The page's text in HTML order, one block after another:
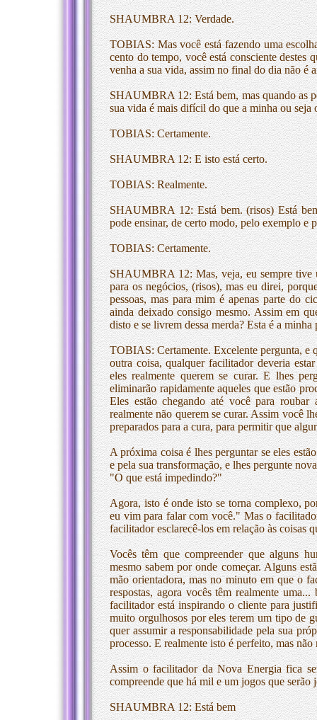
SHAUMBRA 12: Verdade.
TOBIAS: Mas você está fazendo uma
cento do tempo, você está consciente destes
venha a sua vida, assim no final do dia não é
SHAUMBRA 12: Está bem, mas quando as
sua vida é mais difícil do que a minha ou seja
TOBIAS: Certamente.
SHAUMBRA 12: E isto está certo.
TOBIAS: Realmente.
SHAUMBRA 12: Está bem. (risos) Está
pode ensinar, de certo modo, pelo exemplo e
TOBIAS: Certamente.
SHAUMBRA 12: Mas, veja, eu sempre tive
para os negócios, (risos), mas eu direi,
pessoas, mas para mim é apenas parte do
ainda deixado consigo mesmo. Assim em
disto e se livrem dessa merda? Esta é a minha
TOBIAS: Certamente. Excelente pergunta, e
outra coisa, qualquer facilitador deveria
eles realmente querem se curar. E lhes
eliminarão rapidamente aqueles que estão
Eles estão chegando até você para
realmente não querem se curar. Assim você
preparados para a cura, para permitir que
A próxima coisa é lhes perguntar se eles
e pela sua transformação, e lhes pergunte
"O que está impedindo?"
Agora, isto é onde isto se torna complexo,
eu vim para falar com você." Mas o
facilitador esclarecê-los em relação às coisas
Vocês têm que compreender que alguns
mesmo sabem por onde começar. Alguns
mão orientadora, mas no minuto em que o
respostas, agora vocês têm realmente
facilitador está inspirando o cliente para
muito orgulhosos por eles terem um tipo de
quer assumir a responsabilidade pela sua
processo. E realmente isto é perfeito, mas
Assim o facilitador da Nova Energia fica
compreende que há mil e um jogos que serão
SHAUMBRA 12: Está bem